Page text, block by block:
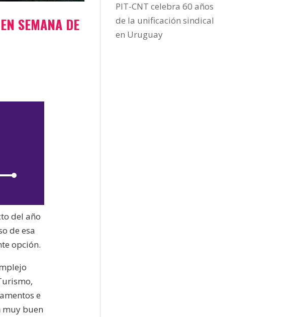
SEMANA DE
abajo
del año
de esa
opción.
e
muy buen
PIT-CNT celebra 60 años
de la unificación sindical
en Uruguay